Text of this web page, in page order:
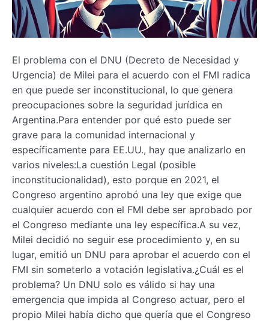
El problema con el DNU (Decreto de Necesidad y
Urgencia) de Milei para el acuerdo con el FMI radica
en que puede ser inconstitucional, lo que genera
preocupaciones sobre la seguridad jurídica en
Argentina.Para entender por qué esto puede ser
grave para la comunidad internacional y
específicamente para EE.UU., hay que analizarlo en
varios niveles:La cuestión Legal (posible
inconstitucionalidad), esto porque en 2021, el
Congreso argentino aprobó una ley que exige que
cualquier acuerdo con el FMI debe ser aprobado por
el Congreso mediante una ley específica.A su vez,
Milei decidió no seguir ese procedimiento y, en su
lugar, emitió un DNU para aprobar el acuerdo con el
FMI sin someterlo a votación legislativa.¿Cuál es el
problema? Un DNU solo es válido si hay una
emergencia que impida al Congreso actuar, pero el
propio Milei había dicho que quería que el Congreso